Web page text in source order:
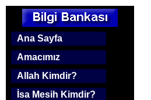
Ana Sayfa
Amacımız
Allah Kimdir?
İsa Mesih Kimdir?